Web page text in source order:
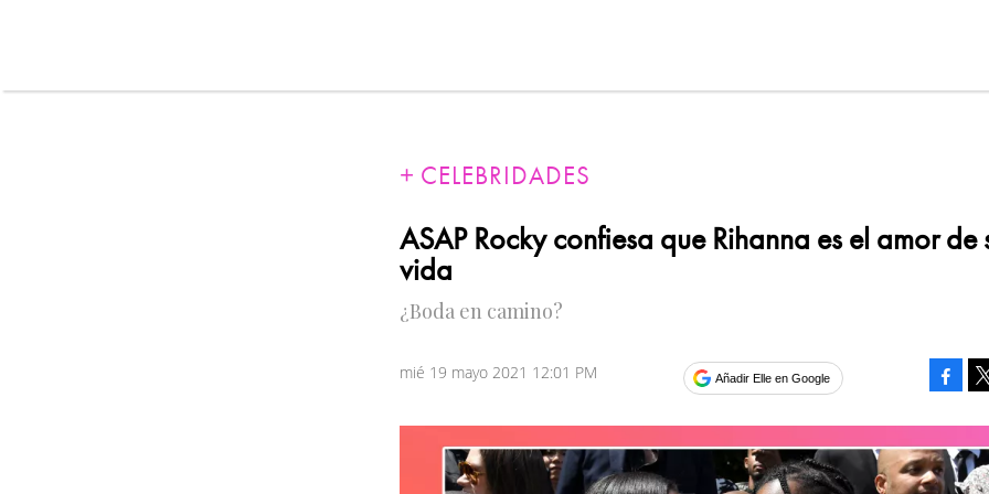
CELEBRIDADES
ASAP Rocky confiesa que Rihanna es el amor de
vida
¿Boda en camino?
mié 19 mayo 2021 12:01 PM Añadir Elle en Google